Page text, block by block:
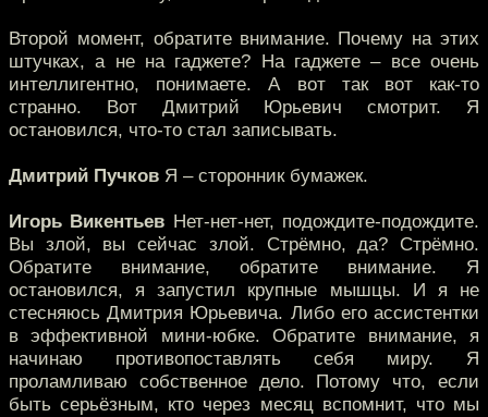
Второй момент, обратите внимание. Почему на этих
штучках, а не на гаджете? На гаджете – все очень
интеллигентно, понимаете. А вот так вот как-то
странно. Вот Дмитрий Юрьевич смотрит. Я
остановился, что-то стал записывать.
Дмитрий Пучков Я – сторонник бумажек.
Игорь Викентьев Нет-нет-нет, подождите-подождите.
Вы злой, вы сейчас злой. Стрёмно, да? Стрёмно.
Обратите внимание, обратите внимание. Я
остановился, я запустил крупные мышцы. И я не
стесняюсь Дмитрия Юрьевича. Либо его ассистентки
в эффективной мини-юбке. Обратите внимание, я
начинаю противопоставлять себя миру. Я
проламливаю собственное дело. Потому что, если
быть серьёзным, кто через месяц вспомнит, что мы